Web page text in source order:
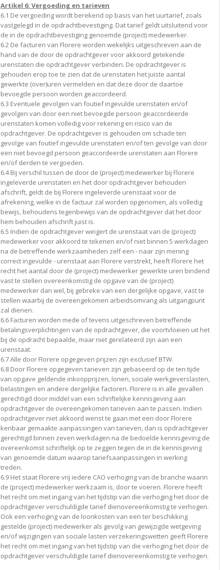
Artikel 6: Vergoeding en tarieven
6.1 De vergoeding wordt berekend op basis van het uurtarief, zoals
vastgelegd in de opdrachtbevestiging. Dat tarief geldt uitsluitend voor
de in de opdrachtbevestiging genoemde (project) medewerker.
6.2 De facturen van Florere worden wekelijks uitgeschreven aan de
hand van de door de opdrachtgever voor akkoord getekende
urenstaten die opdrachtgever verbinden. De opdrachtgever is
gehouden erop toe te zien dat de urenstaten het juiste aantal
gewerkte (over)uren vermelden en dat deze door de daartoe
bevoegde persoon worden geaccordeerd.
6.3 Eventuele gevolgen van foutief ingevulde urenstaten en/of
gevolgen van door een niet bevoegde persoon geaccordeerde
urenstaten komen volledig voor rekening en risico van de
opdrachtgever. De opdrachtgever is gehouden om schade ten
gevolge van foutief ingevulde urenstaten en/of ten gevolge van door
een niet bevoegd persoon geaccordeerde urenstaten aan Florere
en/of derden te vergoeden.
6.4 Bij verschil tussen de door de (project) medewerker bij Florere
ingeleverde urenstaten en het door opdrachtgever behouden
afschrift, geldt de bij Florere ingeleverde urenstaat voor de
afrekening, welke in de factuur zal worden opgenomen, als volledig
bewijs, behoudens tegenbewijs van de opdrachtgever dat het door
hem behouden afschrift juist is.
6.5 Indien de opdrachtgever weigert de urenstaat van de (project)
medewerker voor akkoord te tekenen en/of niet binnen 5 werkdagen
na de betreffende werkzaamheden zelf een - naar zijn mening
correct ingevulde - urenstaat aan Florere verstrekt, heeft Florere het
recht het aantal door de (project) medewerker gewerkte uren bindend
vast te stellen overeenkomstig de opgave van de (project)
medewerker dan wel, bij gebreke van een dergelijke opgave, vast te
stellen waarbij de overeengekomen arbeidsomvang als uitgangpunt
zal dienen.
6.6 Facturen worden mede of tevens uitgeschreven betreffende
betalingsverplichtingen van de opdrachtgever, die voortvloeien uit het
bij de opdracht bepaalde, maar niet gerelateerd zijn aan een
urenstaat.
6.7 Alle door Florere opgegeven prijzen zijn exclusief BTW.
6.8 Door Florere opgegeven tarieven zijn gebaseerd op de ten tijde
van opgave geldende inkoopprijzen, lonen, sociale werkgeverslasten,
belastingen en andere dergelijke factoren. Florere is in alle gevallen
gerechtigd door middel van een schriftelijke kennisgeving aan
opdrachtgever de overeengekomen tarieven aan te passen. Indien
opdrachtgever niet akkoord wenst te gaan met een door Florere
kenbaar gemaakte aanpassingen van tarieven, dan is opdrachtgever
gerechtigd binnen zeven werkdagen na de bedoelde kennisgeving de
overeenkomst schriftelijk op te zeggen tegen de in de kennisgeving
van genoemde datum waarop tariefsaanpassingen in werking
treden.
6.9 Het staat Florere vrij iedere CAO verhoging van de branche waarin
de (project) medewerker werkzaam is, door te voeren. Florere heeft
het recht om met ingang van het tijdstip van die verhoging het door de
opdrachtgever verschuldigde tarief dienovereenkomstig te verhogen.
Ook een verhoging van de loonkosten van een ter beschikking
gestelde (project) medewerker als gevolg van gewijzigde wetgeving
en/of wijzigingen van sociale lasten verzekeringswetten geeft Florere
het recht om met ingang van het tijdstip van die verhoging het door de
opdrachtgever verschuldigde tarief dienovereenkomstig te verhogen.